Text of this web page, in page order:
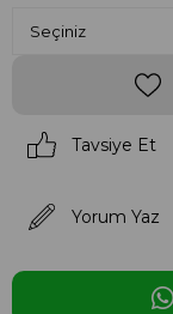
Tavsiye Et
Yorum Yaz